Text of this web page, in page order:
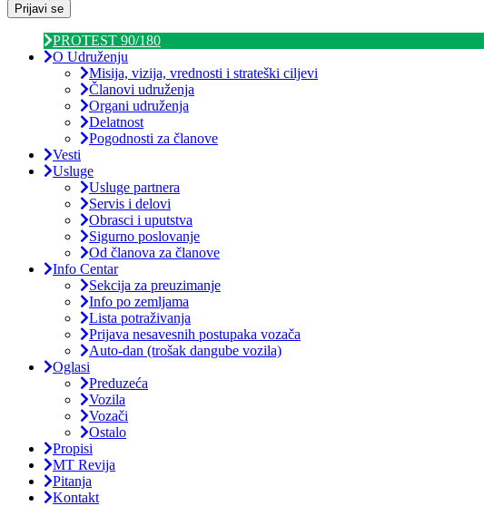
Prijavi se
PROTEST 90/180
O Udruženju
Misija, vizija, vrednosti i strateški ciljevi
Članovi udruženja
Organi udruženja
Delatnost
Pogodnosti za članove
Vesti
Usluge
Usluge partnera
Servis i delovi
Obrasci i uputstva
Sigurno poslovanje
Od članova za članove
Info Centar
Sekcija za preuzimanje
Info po zemljama
Lista potraživanja
Prijava nesavesnih postupaka vozača
Auto-dan (trošak dangube vozila)
Oglasi
Preduzeća
Vozila
Vozači
Ostalo
Propisi
MT Revija
Pitanja
Kontakt